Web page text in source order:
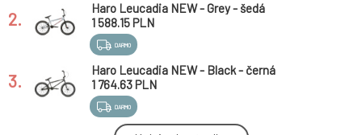
2.
DARMO
Haro Leucadia NEW - Grey - šedá
1 588.15 PLN
3.
DARMO
Haro Leucadia NEW - Black - černá
1 764.63 PLN
Radio Revo Pro FS 20" FreshMint (FS-twister